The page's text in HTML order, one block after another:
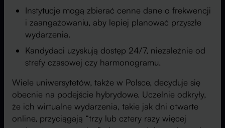
Instytucje mogą zbierać cenne dane o frekwencji
i zaangażowaniu, aby lepiej planować przyszłe
wydarzenia.
Kandydaci uzyskują dostęp 24/7, niezależnie od
strefy czasowej czy harmonogramu.
Wiele uniwersytetów, także w Polsce, decyduje się
obecnie na podejście hybrydowe. Uczelnie odkryły,
że ich wirtualne wydarzenia, takie jak dni otwarte
online, przyciągają “trzy lub cztery razy więcej